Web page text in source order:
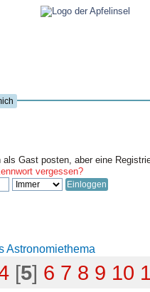
als Gast posten, aber eine
vergessen?
Astronomiethema
[5] 6 7 8 9 10